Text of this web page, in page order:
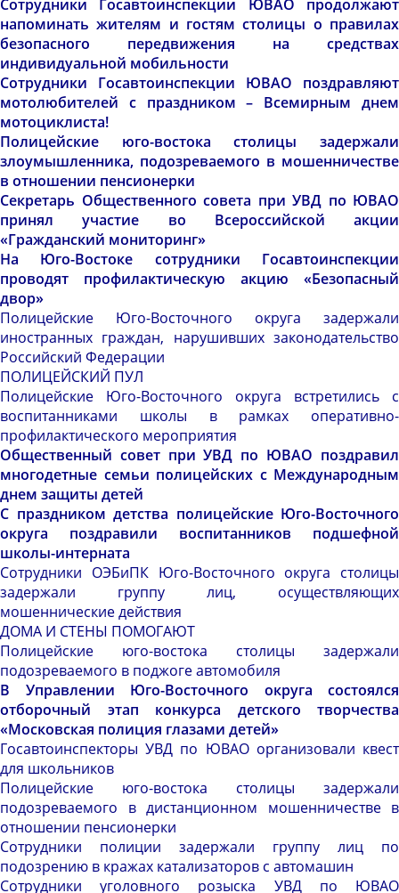
Сотрудники Госавтоинспекции ЮВАО продолжают
напоминать жителям и гостям столицы о правилах
безопасного передвижения на средствах
индивидуальной мобильности
Сотрудники Госавтоинспекции ЮВАО поздравляют
мотолюбителей с праздником – Всемирным днем
мотоциклиста!
Полицейские юго-востока столицы задержали
злоумышленника, подозреваемого в мошенничестве
в отношении пенсионерки
Секретарь Общественного совета при УВД по ЮВАО
принял участие во Всероссийской акции
«Гражданский мониторинг»
На Юго-Востоке сотрудники Госавтоинспекции
проводят профилактическую акцию «Безопасный
двор»
Полицейские Юго-Восточного округа задержали
иностранных граждан, нарушивших законодательство
Российский Федерации
ПОЛИЦЕЙСКИЙ ПУЛ
Полицейские Юго-Восточного округа встретились с
воспитанниками школы в рамках оперативно-
профилактического мероприятия
Общественный совет при УВД по ЮВАО поздравил
многодетные семьи полицейских с Международным
днем защиты детей
С праздником детства полицейские Юго-Восточного
округа поздравили воспитанников подшефной
школы-интерната
Сотрудники ОЭБиПК Юго-Восточного округа столицы
задержали группу лиц, осуществляющих
мошеннические действия
ДОМА И СТЕНЫ ПОМОГАЮТ
Полицейские юго-востока столицы задержали
подозреваемого в поджоге автомобиля
В Управлении Юго-Восточного округа состоялся
отборочный этап конкурса детского творчества
«Московская полиция глазами детей»
Госавтоинспекторы УВД по ЮВАО организовали квест
для школьников
Полицейские юго-востока столицы задержали
подозреваемого в дистанционном мошенничестве в
отношении пенсионерки
Сотрудники полиции задержали группу лиц по
подозрению в кражах катализаторов с автомашин
Сотрудники уголовного розыска УВД по ЮВАО